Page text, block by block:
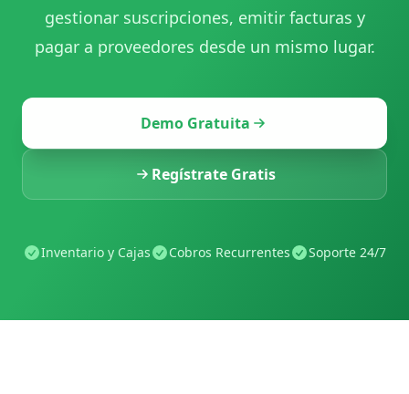
gestionar suscripciones, emitir facturas y
pagar a proveedores desde un mismo lugar.
Demo Gratuita
Regístrate Gratis
Inventario y Cajas Cobros Recurrentes Soporte 24/7